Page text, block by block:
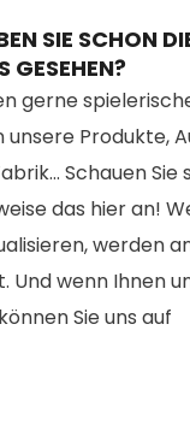
SIE SCHON
GESEHEN?
gerne
unsere Produkte,
Schauen Sie
das hier an!
werden
Und wenn Ihnen
Sie uns auf